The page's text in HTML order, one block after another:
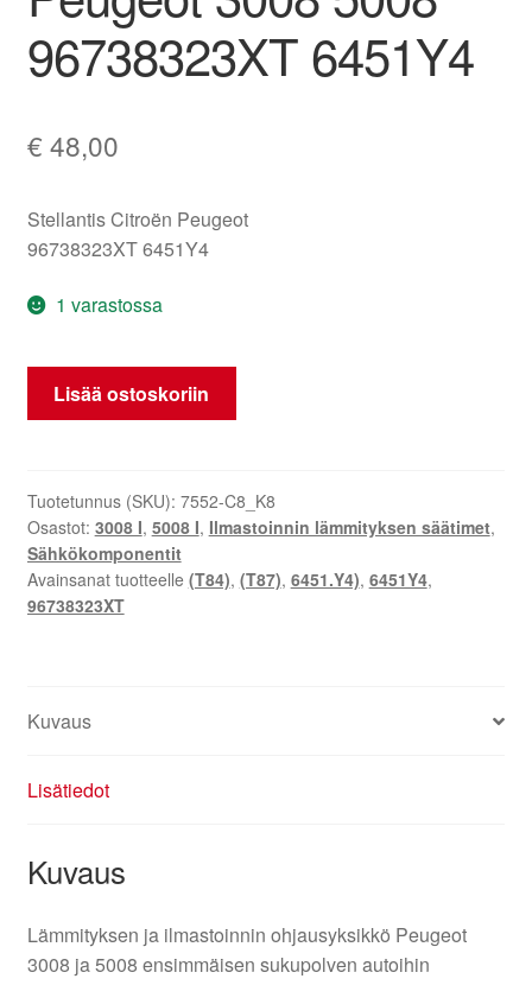
96738323XT 6451Y4
€ 48,00
Stellantis Citroën Peugeot
96738323XT 6451Y4
1 varastossa
Lämmityksen
Peugeot
3008
5008
96738323XT
6451Y4
Lisää ostoskoriin
Tuotetunnus (SKU): 7552-C8_K8
Osastot: 3008 I, 5008 I, Ilmastoinnin lämmityksen säätimet,
Sähkökomponentit
Avainsanat tuotteelle (T84), (T87), 6451.Y4), 6451Y4,
96738323XT
Kuvaus
Lisätiedot
Kuvaus
Lämmityksen ja ilmastoinnin ohjausyksikkö Peugeot
3008 ja 5008 ensimmäisen sukupolven autoihin